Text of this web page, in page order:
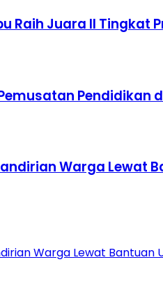
Raih Juara II Tingkat
Pendidikan
Warga Lewat
Warga Lewat Bantuan